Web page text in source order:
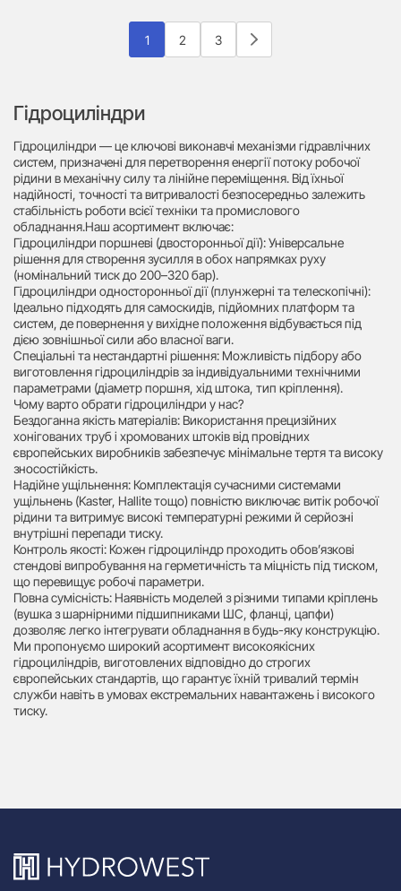
1 2 3
Гідроциліндри
Гідроциліндри — це ключові виконавчі механізми гідравлічних
систем, призначені для перетворення енергії потоку робочої
рідини в механічну силу та лінійне переміщення. Від їхньої
надійності, точності та витривалості безпосередньо залежить
стабільність роботи всієї техніки та промислового
обладнання.Наш асортимент включає:
Гідроциліндри поршневі (двосторонньої дії): Універсальне
рішення для створення зусилля в обох напрямках руху
(номінальний тиск до 200–320 бар).
Гідроциліндри односторонньої дії (плунжерні та телескопічні):
Ідеально підходять для самоскидів, підйомних платформ та
систем, де повернення у вихідне положення відбувається під
дією зовнішньої сили або власної ваги.
Спеціальні та нестандартні рішення: Можливість підбору або
виготовлення гідроциліндрів за індивідуальними технічними
параметрами (діаметр поршня, хід штока, тип кріплення).
Чому варто обрати гідроциліндри у нас?
Бездоганна якість матеріалів: Використання прецизійних
хонігованих труб і хромованих штоків від провідних
європейських виробників забезпечує мінімальне тертя та високу
зносостійкість.
Надійне ущільнення: Комплектація сучасними системами
ущільнень (Kaster, Hallite тощо) повністю виключає витік робочої
рідини та витримує високі температурні режими й серйозні
внутрішні перепади тиску.
Контроль якості: Кожен гідроциліндр проходить обов’язкові
стендові випробування на герметичність та міцність під тиском,
що перевищує робочі параметри.
Повна сумісність: Наявність моделей з різними типами кріплень
(вушка з шарнірними підшипниками ШС, фланці, цапфи)
дозволяє легко інтегрувати обладнання в будь-яку конструкцію.
Ми пропонуємо широкий асортимент високоякісних
гідроциліндрів, виготовлених відповідно до строгих
європейських стандартів, що гарантує їхній тривалий термін
служби навіть в умовах екстремальних навантажень і високого
тиску.